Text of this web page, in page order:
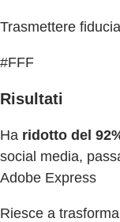
Trasmettere
#FFF
Risultati
Ha ridotto del
social media,
Adobe Express
Riesce a